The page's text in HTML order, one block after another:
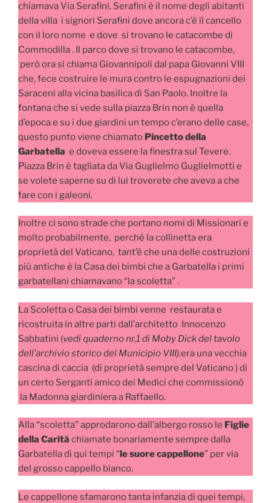
chiamava Via Serafini. Serafini è il nome degli abitanti
della villa i signori Serafini dove ancora c’è il cancello
con il loro nome e dove si trovano le catacombe di
Commodilla . Il parco dove si trovano le catacombe,
però ora si chiama Giovannipoli dal papa Giovanni VIII
che, fece costruire le mura contro le espugnazioni dei
Saraceni alla vicina basilica di San Paolo. Inoltre la
fontana che si vede sulla piazza Brin non è quella
d’epoca e su i due giardini un tempo c’erano delle case,
questo punto viene chiamato Pincetto della
Garbatella e doveva essere la finestra sul Tevere.
Piazza Brin è tagliata da Via Guglielmo Guglielmotti e
se volete saperne su di lui troverete che aveva a che
fare con i galeoni.
Inoltre ci sono strade che portano nomi di Missionari e
molto probabilmente, perché la collinetta era
proprietà del Vaticano, tant’è che una delle costruzioni
più antiche è la Casa dei bimbi che a Garbatella i primi
garbatellani chiamavano “la scoletta” .
La Scoletta o Casa dei bimbi venne restaurata e
ricostruita in altre parti dall’architetto Innocenzo
Sabbatini (vedi quaderno nr,1 di Moby Dick del tavolo
dell’archivio storico del Municipio VIII).era una vecchia
cascina di caccia (di proprietà sempre del Vaticano ) di
un certo Serganti amico dei Medici che commissionò
la Madonna giardiniera a Raffaello.
Alla “scoletta” approdarono dall’albergo rosso le Figlie
della Carità chiamate bonariamente sempre dalla
Garbatella di qui tempi “le suore cappellone” per via
del grosso cappello bianco.
Le cappellone sfamarono tanta infanzia di quei tempi,